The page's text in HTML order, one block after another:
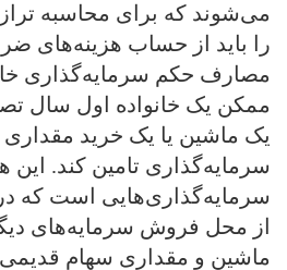
می‌شوند که برای محاسبه
را باید از حساب هزینه‌های
مصارف حکم سرمایه‌گذاری
ممکن یک خانواده اول سال
یک ماشین یا یک خرید مقداری
سرمایه‌گذاری تامین کند. این
سرمایه‌گذاری‌هایی است که
از محل فروش سرمایه‌های
ماشین و مقداری سهام قدیمی